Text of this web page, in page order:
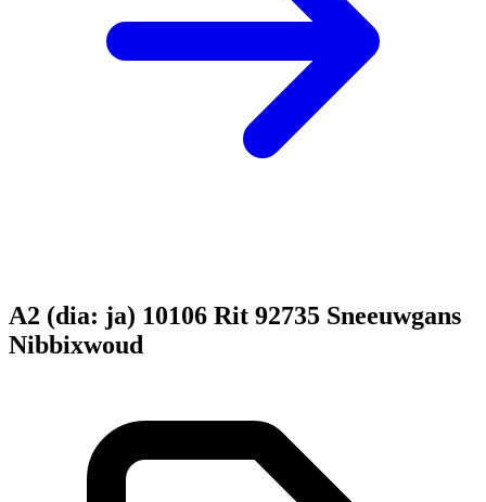
A2 (dia: ja) 10106 Rit 92735 Sneeuwgans
Nibbixwoud